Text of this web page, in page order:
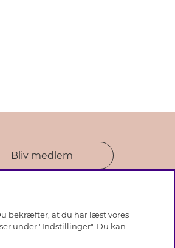
Bliv medlem
bekræfter, at du har læst vores
under "Indstillinger". Du kan